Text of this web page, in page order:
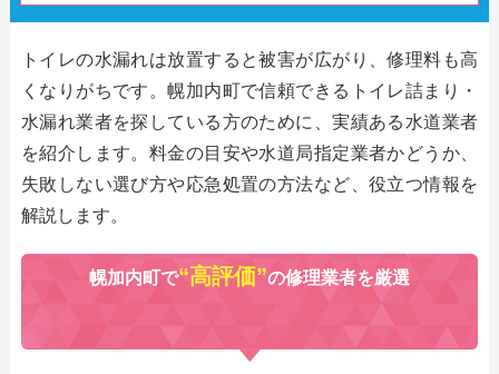
トイレの水漏れは放置すると被害が広がり、修理料も高
くなりがちです。幌加内町で信頼できるトイレ詰まり・
水漏れ業者を探している方のために、実績ある水道業者
を紹介します。料金の目安や水道局指定業者かどうか、
失敗しない選び方や応急処置の方法など、役立つ情報を
解説します。
幌加内町で“高評価”の修理業者を厳選